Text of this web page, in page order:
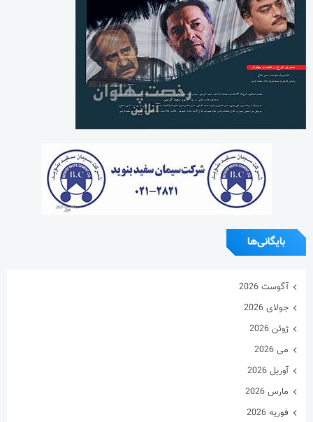
بایگانی‌ها
آگوست 2026
جولای 2026
ژوئن 2026
می 2026
آوریل 2026
مارس 2026
فوریه 2026